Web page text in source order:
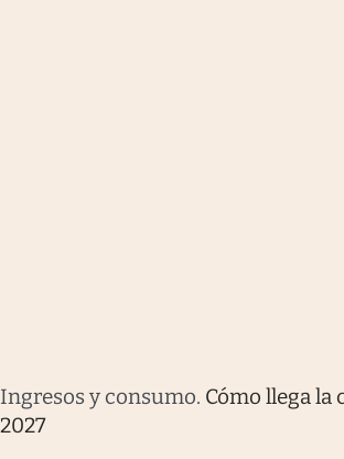
Ingresos y consumo. Cómo llega la
2027